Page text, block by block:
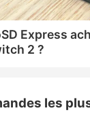
Express
2 ?
les